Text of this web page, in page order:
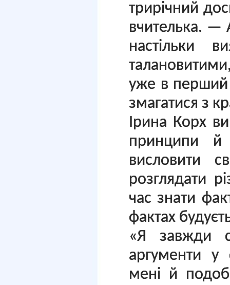
трирічний
вчителька. —
настільки
уже в перший
змагатися з
Ірина Корх
принципи й
висловити
розглядати
час знати
фактах
«Я завжди
аргументи у
мені й